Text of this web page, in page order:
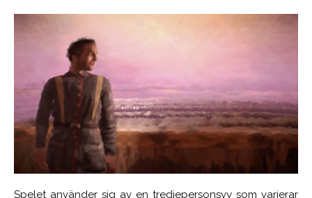
Spelet använder sig av en tredjepersonsvy som varierar